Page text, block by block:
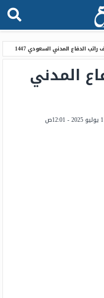
راتب الدفاع المدني السعودي 1447
المدني
- 12:01ص